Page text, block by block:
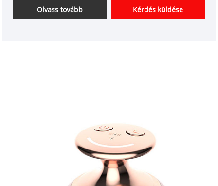
Kínában.Olvass tovább Kérdés küldése